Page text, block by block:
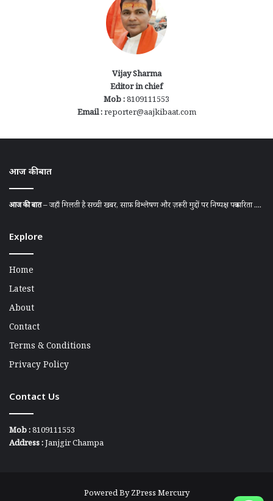
Vijay Sharma
Editor in chief
Mob :8109111553
Email :reporter@aajkibaat.com
आज की बात
आज की बात– जहाँ मिलती है सच्ची खबर, साफ़ विश्लेषण और ज़रूरी मुद्दों पर निष्पक्ष पत्रकारिता ....
Explore
Home
Latest
About
Contact
Terms & Conditions
Privacy Policy
Contact Us
Mob :8109111553
Address :Janjgir Champa
Powered ByZPress Mercury